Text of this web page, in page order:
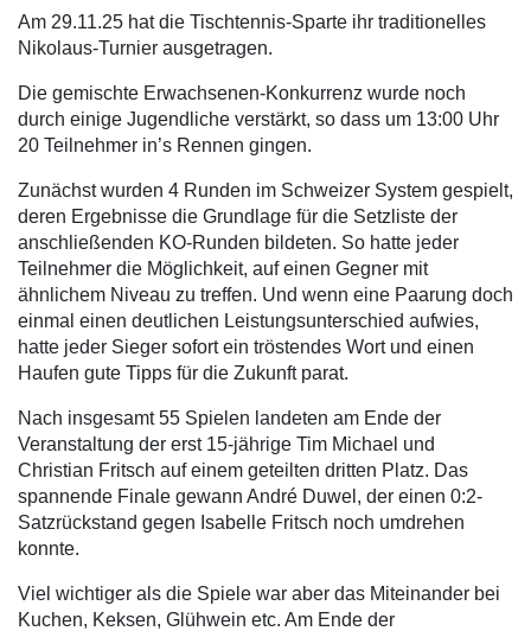
Am 29.11.25 hat die Tischtennis-Sparte ihr traditionelles
Nikolaus-Turnier ausgetragen.
Die gemischte Erwachsenen-Konkurrenz wurde noch
durch einige Jugendliche verstärkt, so dass um 13:00 Uhr
20 Teilnehmer in’s Rennen gingen.
Zunächst wurden 4 Runden im Schweizer System gespielt,
deren Ergebnisse die Grundlage für die Setzliste der
anschließenden KO-Runden bildeten. So hatte jeder
Teilnehmer die Möglichkeit, auf einen Gegner mit
ähnlichem Niveau zu treffen. Und wenn eine Paarung doch
einmal einen deutlichen Leistungsunterschied aufwies,
hatte jeder Sieger sofort ein tröstendes Wort und einen
Haufen gute Tipps für die Zukunft parat.
Nach insgesamt 55 Spielen landeten am Ende der
Veranstaltung der erst 15-jährige Tim Michael und
Christian Fritsch auf einem geteilten dritten Platz. Das
spannende Finale gewann André Duwel, der einen 0:2-
Satzrückstand gegen Isabelle Fritsch noch umdrehen
konnte.
Viel wichtiger als die Spiele war aber das Miteinander bei
Kuchen, Keksen, Glühwein etc. Am Ende der